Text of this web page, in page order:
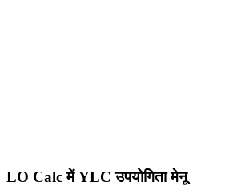
LO Calc में YLC उपयोगिता मेनू